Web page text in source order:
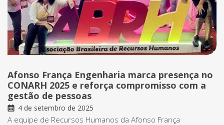
Afonso França Engenharia marca presença no
CONARH 2025 e reforça compromisso com a
gestão de pessoas
4 de setembro de 2025
A equipe de Recursos Humanos da Afonso França